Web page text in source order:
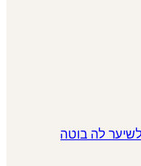
לה בוטה